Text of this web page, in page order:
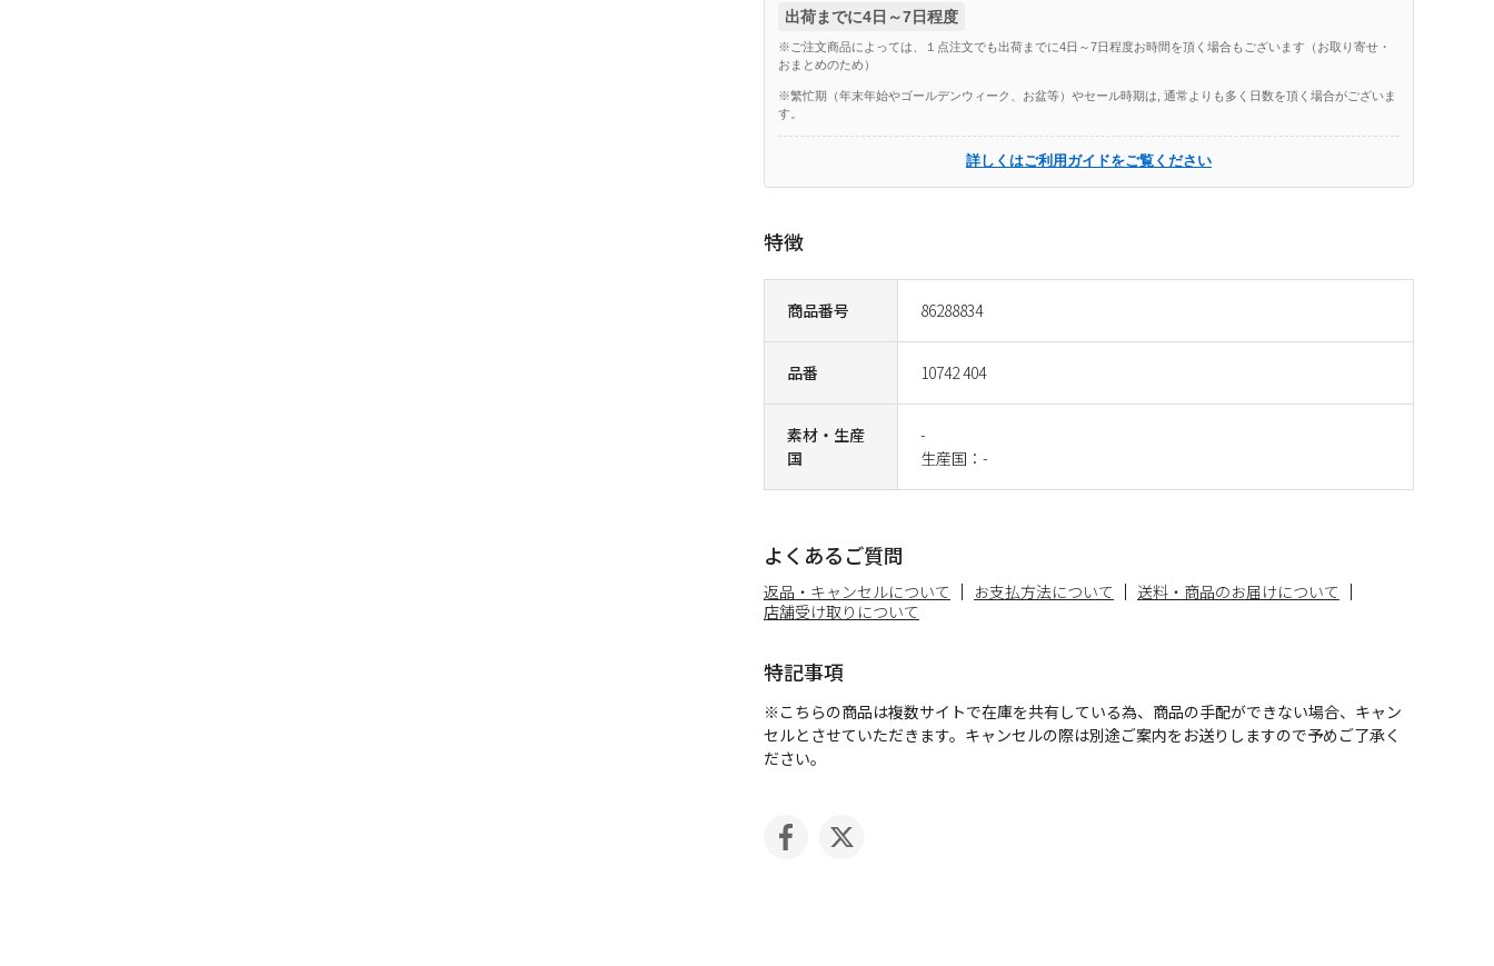
商品番号 86288834
品番 10742 404
素材・生産
国
-
生産国：-
出荷までに4日～7日程度
※ご注文商品によっては、１点注文でも出荷までに4日～7日程度お時間を頂く場合もございます（お取り寄せ・
おまとめのため）
※繁忙期（年末年始やゴールデンウィーク、お盆等）やセール時期は, 通常よりも多く日数を頂く場合がございま
す。
詳しくはご利用ガイドをご覧ください
特徴
よくあるご質問
返品・キャンセルについて お支払方法について
送料・商品のお届けについて
店舗受け取りについて
特記事項
※こちらの商品は複数サイトで在庫を共有している為、商品の手配ができない場合、キャン
セルとさせていただきます。キャンセルの際は別途ご案内をお送りしますので予めご了承く
ださい。